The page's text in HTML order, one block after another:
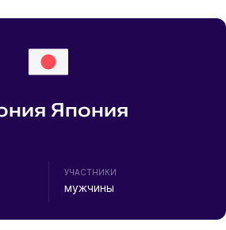
Япония
УЧАСТНИКИ
мужчины